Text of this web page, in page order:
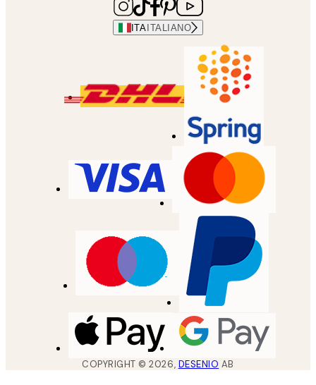
ITA ITALIANO
COPYRIGHT ©2026, DESENIO AB